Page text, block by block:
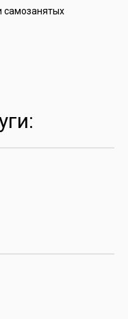
самозанятых